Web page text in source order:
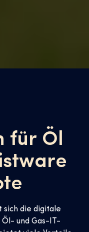
für Öl
sich die digitale
Öl- und Gas-IT-